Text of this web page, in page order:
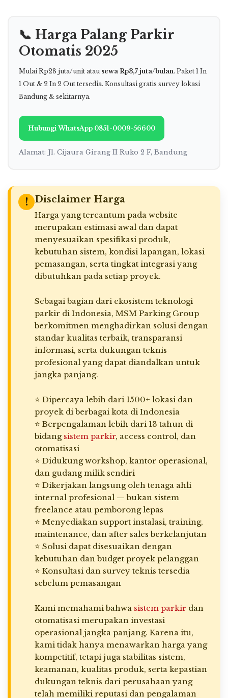
📞 Harga Palang Parkir
Otomatis 2025
Mulai Rp28 juta/unit atau sewa Rp3,7 juta/bulan. Paket 1 In
1 Out & 2 In 2 Out tersedia. Konsultasi gratis survey lokasi
Bandung & sekitarnya.
Hubungi WhatsApp 0851-0009-56600
Alamat: Jl. Cijaura Girang II Ruko 2 F, Bandung
! Disclaimer Harga
Harga yang tercantum pada website
merupakan estimasi awal dan dapat
menyesuaikan spesifikasi produk,
kebutuhan sistem, kondisi lapangan, lokasi
pemasangan, serta tingkat integrasi yang
dibutuhkan pada setiap proyek.
Sebagai bagian dari ekosistem teknologi
parkir di Indonesia, MSM Parking Group
berkomitmen menghadirkan solusi dengan
standar kualitas terbaik, transparansi
informasi, serta dukungan teknis
profesional yang dapat diandalkan untuk
jangka panjang.
⭐ Dipercaya lebih dari 1500+ lokasi dan
proyek di berbagai kota di Indonesia
⭐ Berpengalaman lebih dari 13 tahun di
bidang sistem parkir, access control, dan
otomatisasi
⭐ Didukung workshop, kantor operasional,
dan gudang milik sendiri
⭐ Dikerjakan langsung oleh tenaga ahli
internal profesional — bukan sistem
freelance atau pemborong lepas
⭐ Menyediakan support instalasi, training,
maintenance, dan after sales berkelanjutan
⭐ Solusi dapat disesuaikan dengan
kebutuhan dan budget proyek pelanggan
⭐ Konsultasi dan survey teknis tersedia
sebelum pemasangan
Kami memahami bahwa sistem parkir dan
otomatisasi merupakan investasi
operasional jangka panjang. Karena itu,
kami tidak hanya menawarkan harga yang
kompetitif, tetapi juga stabilitas sistem,
keamanan, kualitas produk, serta kepastian
dukungan teknis dari perusahaan yang
telah memiliki reputasi dan pengalaman